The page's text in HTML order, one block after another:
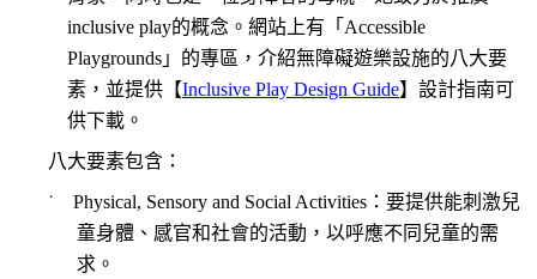
inclusive play的概念。網站上有「 Accessible
Playgrounds 」的專區，介紹無障礙遊樂設施的八大要
素，並提供【Inclusive Play Design Guide】設計指南可
供下載。
八大要素包含：
˙
Physical, Sensory and Social Activities ：要提供能刺激兒
童身體、感官和社會的活動，以呼應不同兒童的需
求。